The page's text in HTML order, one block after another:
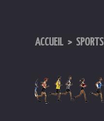
ACCUEIL > SPORTS